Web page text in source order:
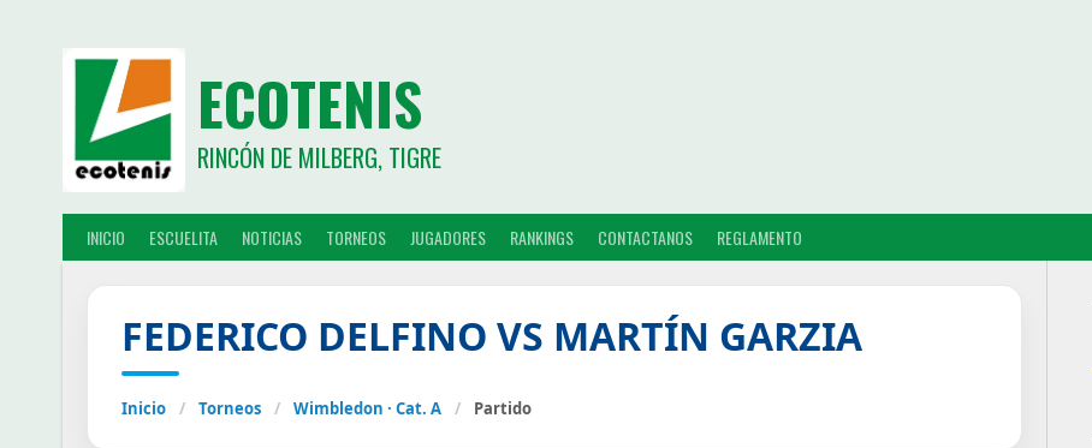
ECOTENIS
RINCÓN DE MILBERG, TIGRE
INICIO ESCUELITA NOTICIAS TORNEOS JUGADORES RANKINGS CONTACTANOS REGLAMENTO
FEDERICO DELFINO VS MARTÍN GARZIA
Inicio / Torneos / Wimbledon · Cat. A / Partido